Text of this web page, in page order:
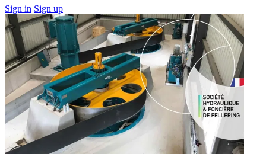
Sign in Sign up